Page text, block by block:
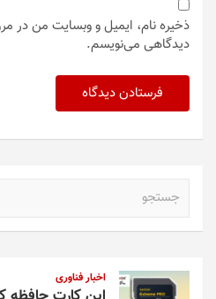
ذخیره نام، ایمیل و وبسایت من در
دیدگاهی می‌نویسم.
اخبار فناوری